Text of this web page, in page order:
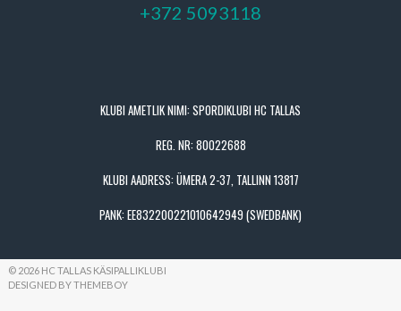
+372 5093118
KLUBI AMETLIK NIMI: SPORDIKLUBI HC TALLAS
REG. NR: 80022688
KLUBI AADRESS: ÜMERA 2-37, TALLINN 13817
PANK: EE832200221010642949 (SWEDBANK)
© 2026 HC TALLAS KÄSIPALLIKLUBI
DESIGNED BY THEMEBOY